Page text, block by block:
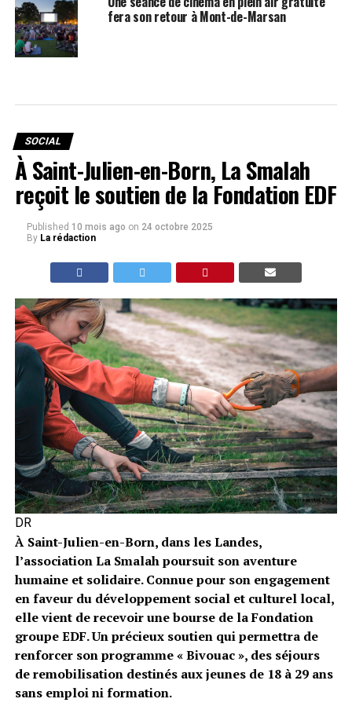
fera son retour à Mont-de-Marsan
SOCIAL
À Saint-Julien-en-Born, La Smalah
reçoit le soutien de la Fondation EDF
Published 10 mois ago on 24 octobre 2025
By La rédaction
DR
À Saint-Julien-en-Born, dans les Landes,
l’association La Smalah poursuit son aventure
humaine et solidaire. Connue pour son engagement
en faveur du développement social et culturel local,
elle vient de recevoir une bourse de la Fondation
groupe EDF. Un précieux soutien qui permettra de
renforcer son programme « Bivouac », des séjours
de remobilisation destinés aux jeunes de 18 à 29 ans
sans emploi ni formation.